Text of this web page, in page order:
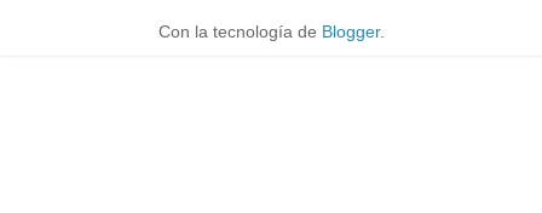
Con la tecnología de Blogger.